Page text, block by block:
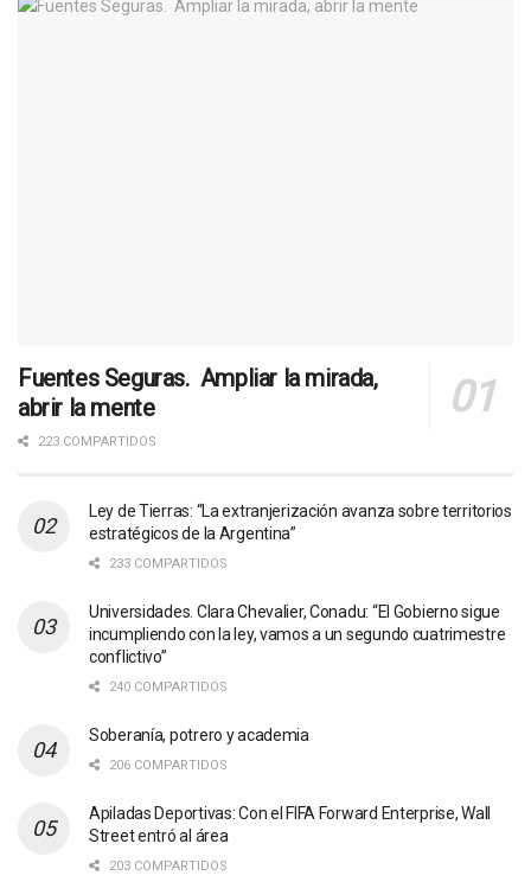
Fuentes Seguras. Ampliar la mirada,
abrir la mente
223 COMPARTIDOS
Ley de Tierras: “La extranjerización avanza sobre territorios
estratégicos de la Argentina”
233 COMPARTIDOS
Universidades. Clara Chevalier, Conadu: “El Gobierno sigue
incumpliendo con la ley, vamos a un segundo cuatrimestre
conflictivo”
240 COMPARTIDOS
Soberanía, potrero y academia
206 COMPARTIDOS
Apiladas Deportivas: Con el FIFA Forward Enterprise, Wall
Street entró al área
203 COMPARTIDOS